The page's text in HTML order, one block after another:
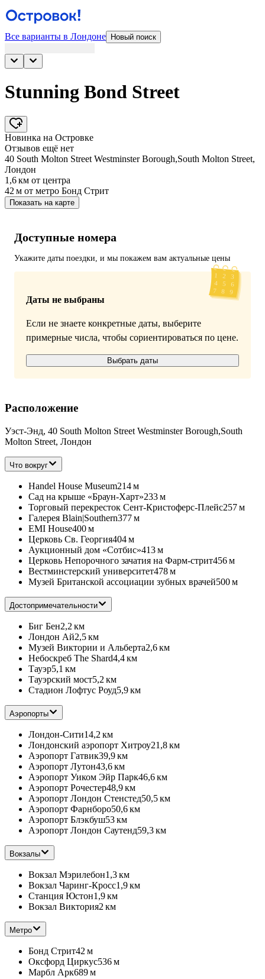
Все варианты в Лондоне Новый поиск
Stunning Bond Street
Новинка на Островке
Отзывов ещё нет
40 South Molton Street Westminster Borough,South Molton Street,
Лондон
1,6 км от центра
42 м от метро Бонд Стрит
Показать на карте
Доступные номера
Укажите даты поездки, и мы покажем вам актуальные цены
Даты не выбраны
Если не знаете конкретные даты, выберите
примерные числа, чтобы сориентироваться по цене.
Выбрать даты
Расположение
Уэст-Энд, 40 South Molton Street Westminster Borough,South
Molton Street, Лондон
Что вокруг
Handel House Museum214 м
Сад на крыше «Браун-Харт»233 м
Торговый перекресток Сент-Кристоферс-Плейс257 м
Галерея Blain|Southern377 м
EMI House400 м
Церковь Св. Георгия404 м
Аукционный дом «Сотбис»413 м
Церковь Непорочного зачатия на Фарм-стрит456 м
Вестминстерский университет478 м
Музей Британской ассоциации зубных врачей500 м
Достопримечательности
Биг Бен2,2 км
Лондон Ай2,5 км
Музей Виктории и Альберта2,6 км
Небоскреб The Shard4,4 км
Тауэр5,1 км
Тауэрский мост5,2 км
Стадион Лофтус Роуд5,9 км
Аэропорты
Лондон-Сити14,2 км
Лондонский аэропорт Хитроу21,8 км
Аэропорт Гатвик39,9 км
Аэропорт Лутон43,6 км
Аэропорт Уиком Эйр Парк46,6 км
Аэропорт Рочестер48,9 км
Аэропорт Лондон Стенстед50,5 км
Аэропорт Фарнборо50,6 км
Аэропорт Блэкбуш53 км
Аэропорт Лондон Саутенд59,3 км
Вокзалы
Вокзал Мэрилебон1,3 км
Вокзал Чаринг-Кросс1,9 км
Станция Юстон1,9 км
Вокзал Виктория2 км
Метро
Бонд Стрит42 м
Оксфорд Циркус536 м
Марбл Арк689 м